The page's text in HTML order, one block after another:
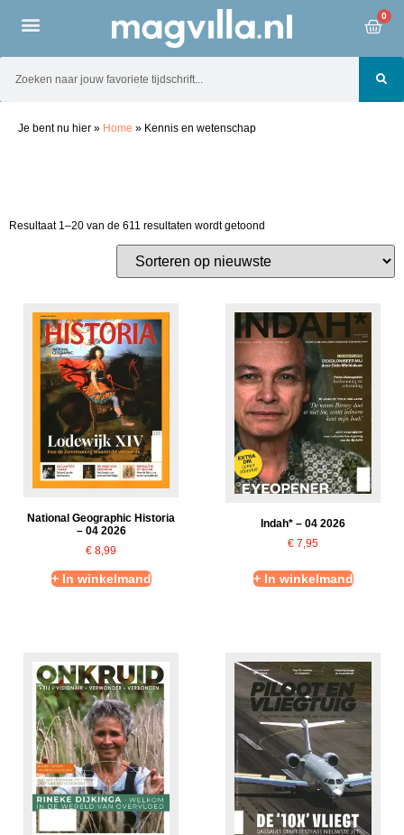
0
Je bent nu hier » Home » Kennis en wetenschap
Resultaat 1–20 van de 611 resultaten wordt getoond
National Geographic Historia
– 04 2026
€ 8,99
+ In winkelmand
Indah* – 04 2026
€ 7,95
+ In winkelmand